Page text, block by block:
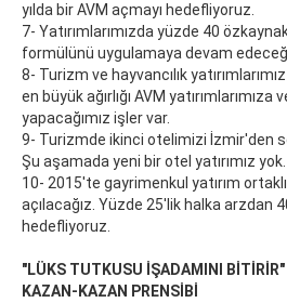
yılda bir AVM açmayı hedefliyoruz.
7- Yatırımlarımızda yüzde 40
formülünü uygulamaya devam
8- Turizm ve hayvancılık
en büyük ağırlığı AVM
yapacağımız işler var.
9- Turizmde ikinci otelimizi İzmir'den
Şu aşamada yeni bir otel yatırımız yok.
10- 2015'te gayrimenkul yatırım
açılacağız. Yüzde 25'lik halka arzdan
hedefliyoruz.
"LÜKS TUTKUSU İŞADAMINI BİTİRİR"
KAZAN-KAZAN PRENSİBİ